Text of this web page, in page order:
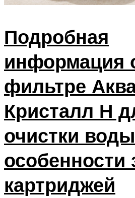
Подробная
информация
фильтре
Кристалл Н
очистки
особенности
картриджей